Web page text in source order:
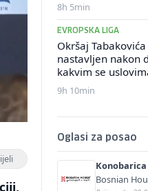
8h 5min
EVROPSKA LIGA
Okršaj
nastavljen nakon
kakvim se
9h 10min
Oglasi za posao
Konobarica
Bosnian